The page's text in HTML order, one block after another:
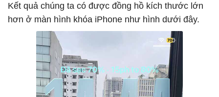
Kết quả chúng ta có được đồng hồ kích thước lớn
hơn ở màn hình khóa iPhone như hình dưới đây.